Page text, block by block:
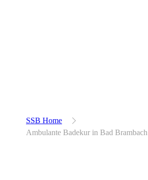
SSB Home
Ambulante Badekur in Bad Brambach